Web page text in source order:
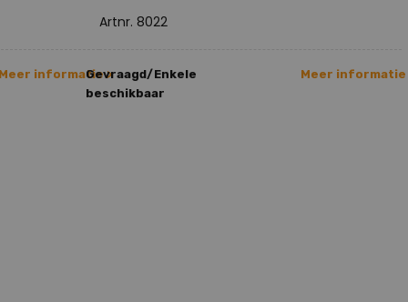
informatie >
Artnr. 8022
Gevraagd/Enkele
beschikbaar
Meer informatie